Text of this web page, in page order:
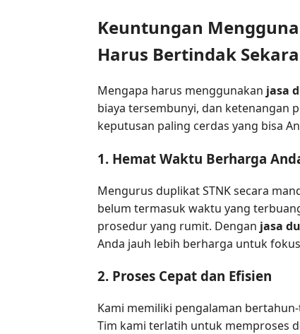
Keuntungan
Harus Bertindak
Mengapa harus menggunakan jasa
biaya tersembunyi, dan ketenangan
keputusan paling cerdas yang bisa
1. Hemat Waktu Berharga
Mengurus duplikat STNK secara
belum termasuk waktu yang
prosedur yang rumit. Dengan jasa
Anda jauh lebih berharga untuk
2. Proses Cepat dan Efisien
Kami memiliki pengalaman
Tim kami terlatih untuk memproses